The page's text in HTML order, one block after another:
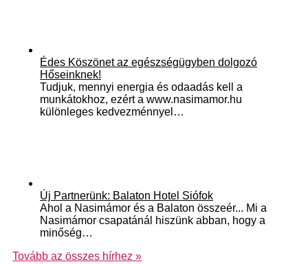
Édes Köszönet az egészségügyben dolgozó
Hőseinknek!
Tudjuk, mennyi energia és odaadás kell a
munkátokhoz, ezért a www.nasimamor.hu
különleges kedvezménnyel…
Új Partnerünk: Balaton Hotel Siófok
Ahol a Nasimámor és a Balaton összeér... Mi a
Nasimámor csapatánál hiszünk abban, hogy a
minőség…
Tovább az összes hírhez »